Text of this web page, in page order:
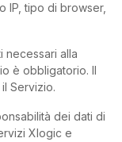
IP, tipo di browser,
necessari alla
è obbligatorio. Il
Servizio.
dei dati di
Xlogic e